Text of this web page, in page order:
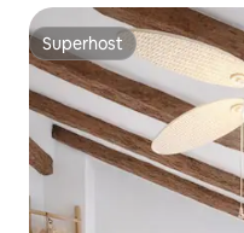
Superhost
Superhost